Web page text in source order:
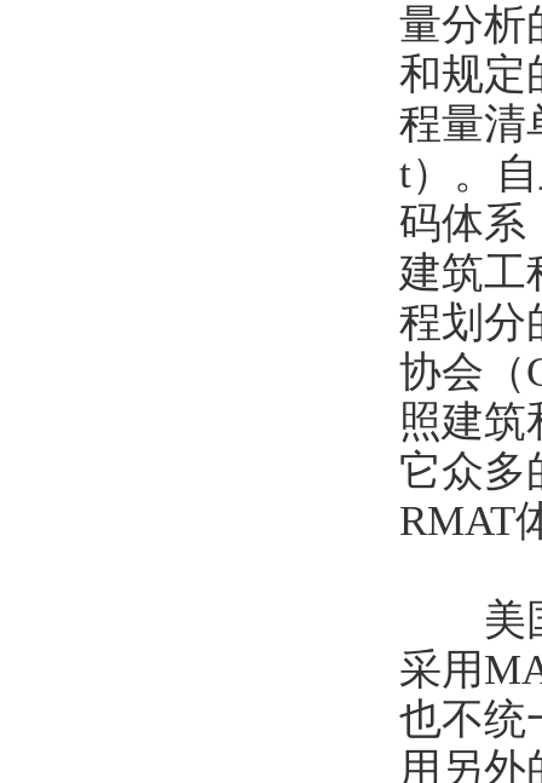
量分析
和规定
程量清
t）。
码体系
建筑工
程划分
协会（
照建筑
它众多
RMAT
美国
采用
也不统
用另外